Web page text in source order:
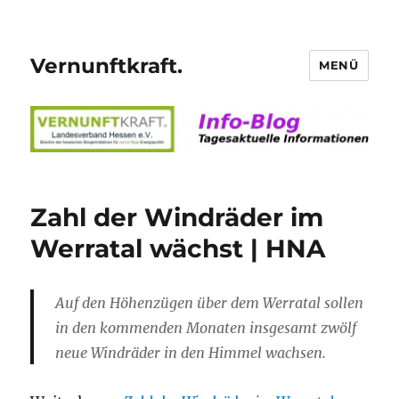
Vernunftkraft. MENÜ
Zahl der Windräder im
Werratal wächst | HNA
Auf den Höhenzügen über dem Werratal sollen
in den kommenden Monaten insgesamt zwölf
neue Windräder in den Himmel wachsen.